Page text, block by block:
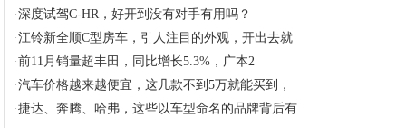
·深度试驾C-HR，好开到没有对手有用吗？
·江铃新全顺C型房车，引人注目的外观，开出去就
·前11月销量超丰田，同比增长5.3%，广本2
·汽车价格越来越便宜，这几款不到5万就能买到，
·捷达、奔腾、哈弗，这些以车型命名的品牌背后有